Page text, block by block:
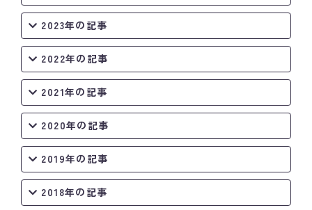
2023年の記事
2022年の記事
2021年の記事
2020年の記事
2019年の記事
2018年の記事